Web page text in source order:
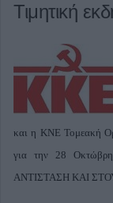
Τιμητική
και η ΚΝΕ Τομεακή
για την 28
ΑΝΤΙΣΤΑΣΗ ΚΑΙ